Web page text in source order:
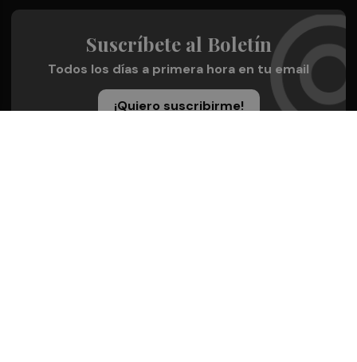
Suscríbete al Boletín
Todos los días a primera hora en tu email
¡Quiero suscribirme!